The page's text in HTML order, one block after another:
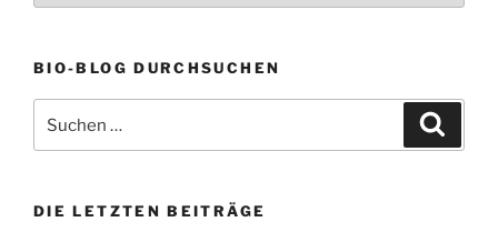
BIO-BLOG DURCHSUCHEN
nach:
DIE LETZTEN BEITRÄGE